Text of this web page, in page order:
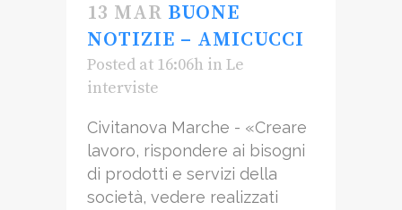
13 MAR BUONE
NOTIZIE – AMICUCCI
Posted at 16:06h in Le
interviste
Civitanova Marche - «Creare
lavoro, rispondere ai bisogni
di prodotti e servizi della
società, vedere realizzati